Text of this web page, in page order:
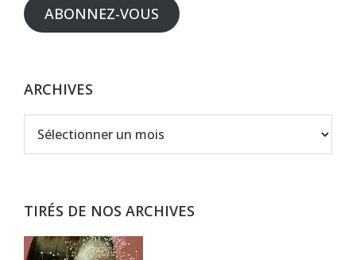
ABONNEZ-VOUS
ARCHIVES
TIRÉS DE NOS ARCHIVES